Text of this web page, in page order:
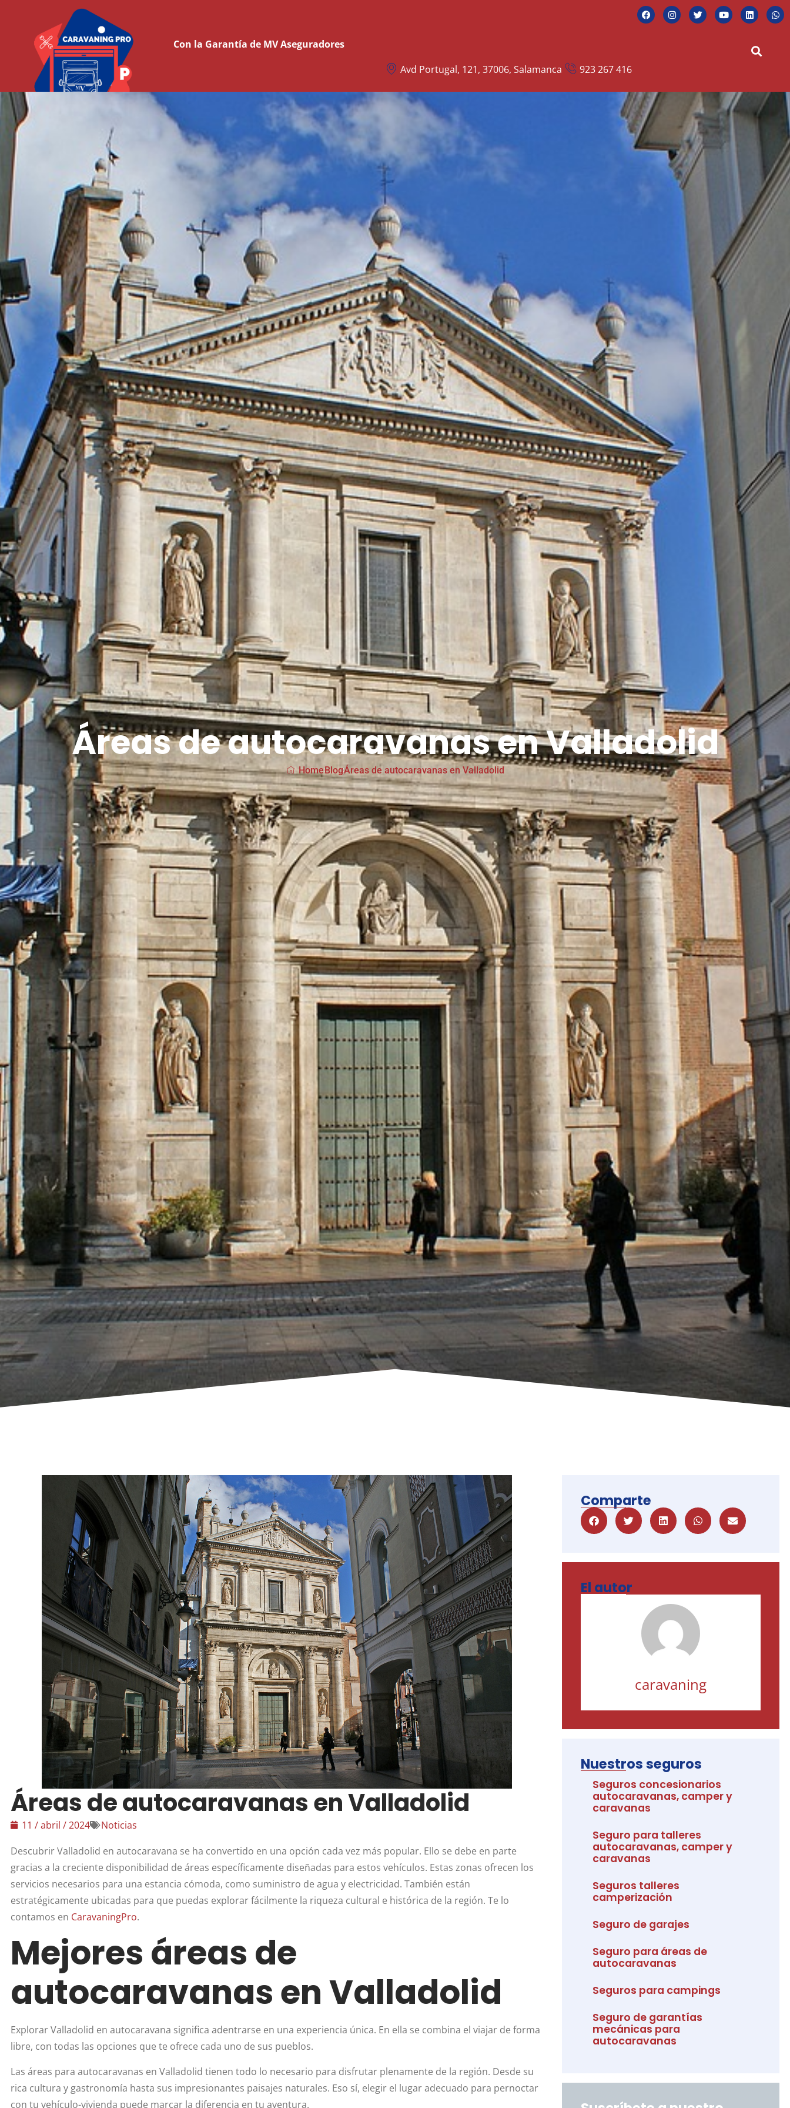
Con la Garantía de MV Aseguradores
Avd Portugal, 121, 37006, Salamanca
923 267 416
Seguros Instalaciones Caravaning Nosotros Contacto Blog
Áreas de autocaravanas en Valladolid
HomeBlogÁreas de autocaravanas en Valladolid
Áreas de autocaravanas en Valladolid
11 / abril / 2024
Noticias
Descubrir Valladolid en autocaravana se ha convertido en una opción cada vez más popular. Ello se debe en parte
gracias a la creciente disponibilidad de áreas específicamente diseñadas para estos vehículos. Estas zonas ofrecen los
servicios necesarios para una estancia cómoda, como suministro de agua y electricidad. También están
estratégicamente ubicadas para que puedas explorar fácilmente la riqueza cultural e histórica de la región. Te lo
contamos en CaravaningPro.
Mejores áreas de
autocaravanas en Valladolid
Explorar Valladolid en autocaravana significa adentrarse en una experiencia única. En ella se combina el viajar de forma
libre, con todas las opciones que te ofrece cada uno de sus pueblos.
Las áreas para autocaravanas en Valladolid tienen todo lo necesario para disfrutar plenamente de la región. Desde su
rica cultura y gastronomía hasta sus impresionantes paisajes naturales. Eso sí, elegir el lugar adecuado para pernoctar
con tu vehículo-vivienda puede marcar la diferencia en tu aventura.
Comparte
El autor
caravaning
Nuestros seguros
Seguros concesionarios
autocaravanas, camper y
caravanas
Seguro para talleres
autocaravanas, camper y
caravanas
Seguros talleres
camperización
Seguro de garajes
Seguro para áreas de
autocaravanas
Seguros para campings
Seguro de garantías
mecánicas para
autocaravanas